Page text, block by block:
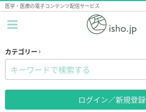
医学・医療の電子コンテンツ配信サービス
カテゴリー
ログイン／新規登録